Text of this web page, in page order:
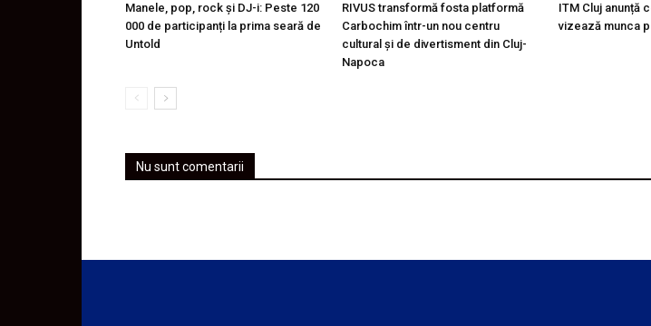
Manele, pop, rock și DJ-i: Peste 120
000 de participanți la prima seară de
Untold
RIVUS transformă fosta platformă
Carbochim într-un nou centru
cultural și de divertisment din Cluj-
Napoca
ITM Cluj anunță
vizează munca
Nu sunt comentarii